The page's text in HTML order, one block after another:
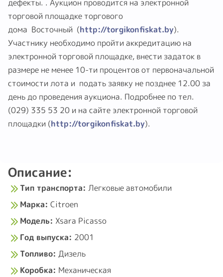
рекомендуется личный осмотр, возможны скрытые
дефекты. . Аукцион проводится на электронной
торговой площадке торгового
дома Восточный (http://torgikonfiskat.by).
Участнику необходимо пройти аккредитацию на
электронной торговой площадке, внести задаток в
размере не менее 10-ти процентов от первоначальной
стоимости лота и подать заявку не позднее 12.00 за
день до проведения аукциона. Подробнее по тел.
(029) 335 53 20 и на сайте электронной торговой
Описание:
Тип транспорта:
Марка:Citroen
Модель:Xsara Picasso
Год выпуска:2001
Топливо: Дизель